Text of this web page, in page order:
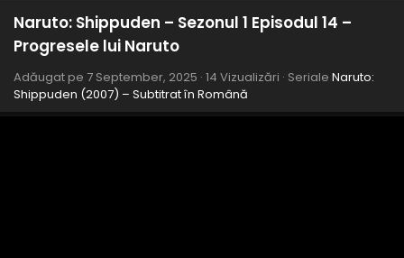
Naruto: Shippuden – Sezonul 1 Episodul 14 –
Progresele lui Naruto
Adăugat pe 7 September, 2025 · 14 Vizualizări · Seriale Naruto:
Shippuden (2007) – Subtitrat în Română